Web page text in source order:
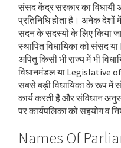
संसद केंद्र सरकार का
प्रतिनिधि होता है। अनेक देशों
सदन के सदस्यों के लिए किया
स्थापित विधायिका को संसद
अपितु किसी भी राज्य में भी
विधानमंडल या Legislative
सबसे बड़ी विधायिका के रूप में
कार्य करती है और संविधान
पर कार्यपलिका को सहयोग व
Names Of